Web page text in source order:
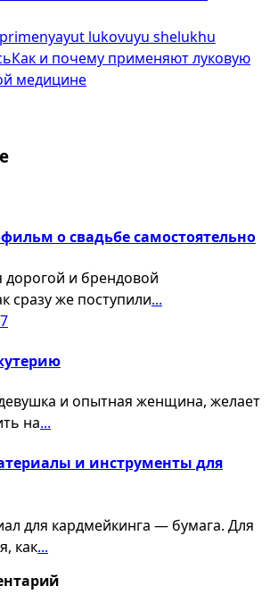
Как и почему применяют луковую
медицине
о свадьбе самостоятельно
дорогой и брендовой
сразу же поступили...
и опытная женщина, желает
на...
и инструменты для
для кардмейкинга — бумага. Для
как...